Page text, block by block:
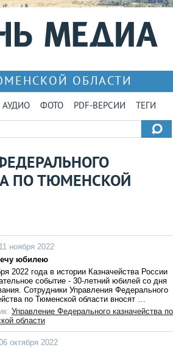
ОБЛАСТИ
АУДИО ФОТО PDF-ВЕРСИИ ТЕГИ
ПО ТЮМЕНСКОЙ
11 ноября 2022
юбилею
2022 года в истории Казначейства России
событие - 30-летний юбилей со дня
Сотрудники Управления Федерального
по Тюменской области вносят …
Управление Федерального казначейства по
области
октября 2022